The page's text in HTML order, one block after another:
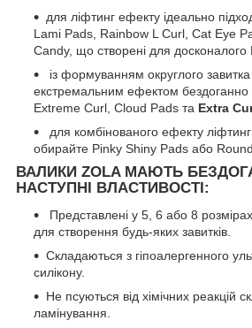
для ліфтинг ефекту ідеально
Lami Pads, Rainbow L Curl, Cat Eye
Candy, що створені для досконалого
із формуванням округлого
екстремальним ефектом
Extreme Curl, Cloud Pads та Extra
для комбінованого ефекту
обирайте Pinky Shiny Pads або
ВАЛИКИ ZOLA МАЮТЬ
НАСТУПНІ ВЛАСТИВОСТІ:
Представлені у 5, 6 або 8
для створення будь-яких завитків.
Складаються з гіпоалергенного
силікону.
Не псуються від хімічних реакцій
ламінування.